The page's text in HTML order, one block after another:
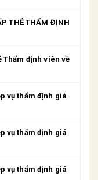
THẺ THẨM ĐỊNH
Thẩm định viên về
vụ thẩm định giá
vụ thẩm định giá
vụ thẩm định giá